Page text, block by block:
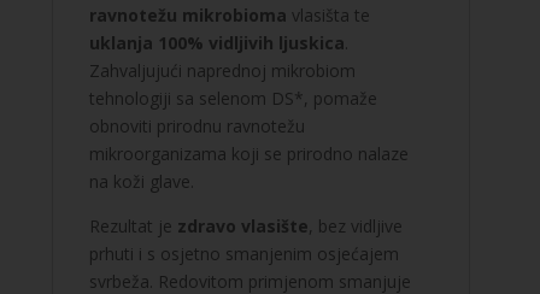
ravnotežu mikrobioma vlasišta te
uklanja 100% vidljivih ljuskica.
Zahvaljujući naprednoj mikrobiom
tehnologiji sa selenom DS*, pomaže
obnoviti prirodnu ravnotežu
mikroorganizama koji se prirodno nalaze
na koži glave.
Rezultat je zdravo vlasište, bez vidljive
prhuti i s osjetno smanjenim osjećajem
svrbeža. Redovitom primjenom smanjuje